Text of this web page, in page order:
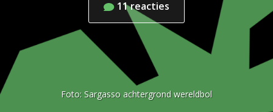
11reacties
Foto: Sargasso achtergrond wereldbol